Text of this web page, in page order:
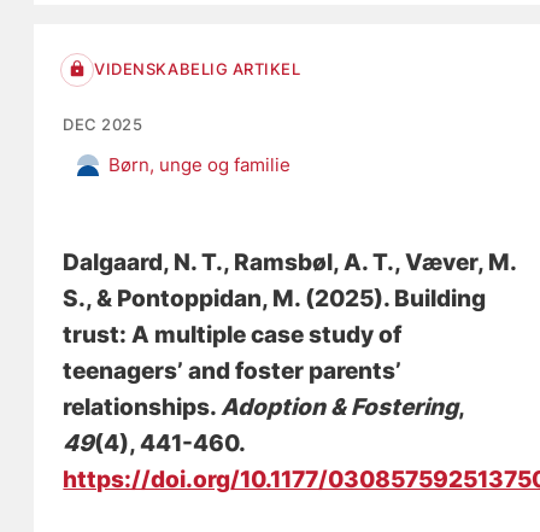
VIDENSKABELIG ARTIKEL
DEC 2025
Børn, unge og familie
Dalgaard, N. T., Ramsbøl, A. T., Væver, M.
S., & Pontoppidan, M. (2025). Building
trust: A multiple case study of
teenagers’ and foster parents’
relationships. Adoption & Fostering,
49(4), 441-460.
https://doi.org/10.1177/